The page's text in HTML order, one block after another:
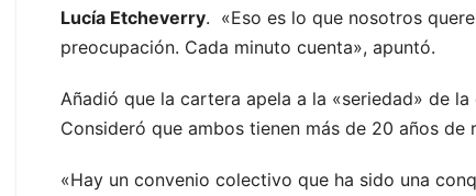
Lucía Etcheverry. «Eso es lo que nosotros
preocupación. Cada minuto cuenta», apuntó.
Añadió que la cartera apela a la «seriedad» de
Consideró que ambos tienen más de 20 años
«Hay un convenio colectivo que ha sido una